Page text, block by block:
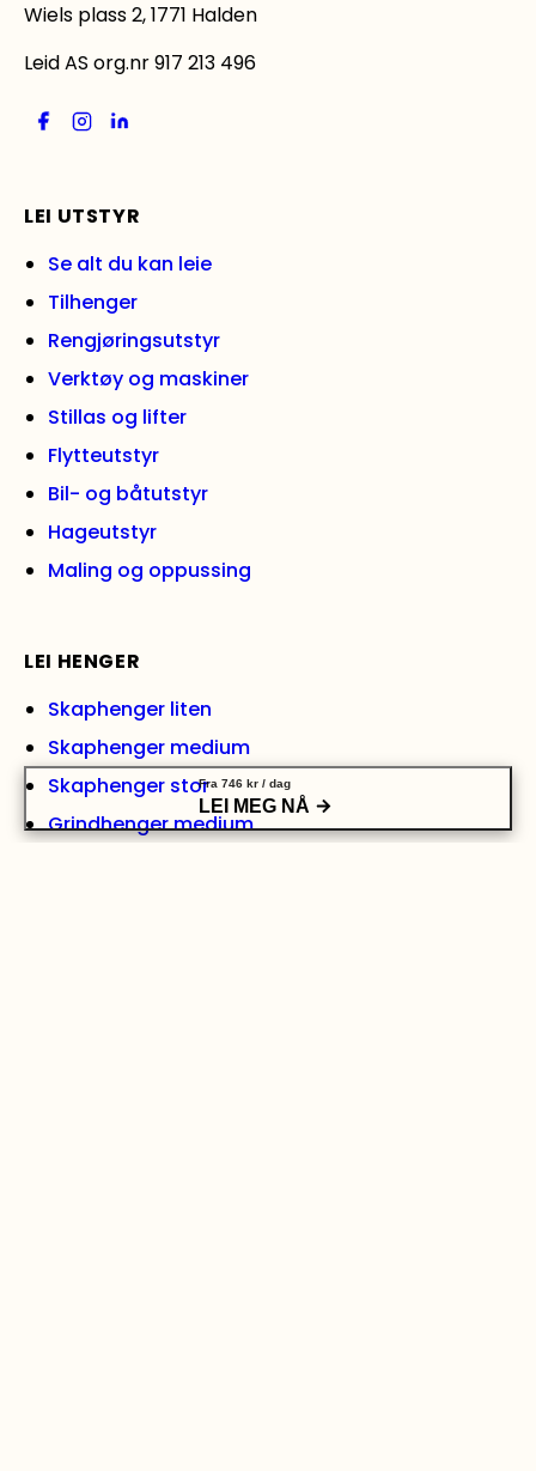
Fra 746 kr/ dag
LEI MEG NÅ
Wiels plass 2, 1771 Halden
Leid AS org.nr 917 213 496
LEI UTSTYR
Se alt du kan leie
Tilhenger
Rengjøringsutstyr
Verktøy og maskiner
Stillas og lifter
Flytteutstyr
Bil- og båtutstyr
Hageutstyr
Maling og oppussing
LEI HENGER
Skaphenger liten
Skaphenger medium
Skaphenger stor
Grindhenger medium